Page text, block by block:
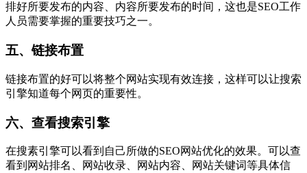
排好所要发布的内容、内容所要发布的时间，这也是SEO工作
人员需要掌握的重要技巧之一。
五、链接布置
链接布置的好可以将整个网站实现有效连接，这样可以让搜索
引擎知道每个网页的重要性。
六、查看搜索引擎
在搜素引擎可以看到自己所做的SEO网站优化的效果。可以查
看到网站排名、网站收录、网站内容、网站关键词等具体信